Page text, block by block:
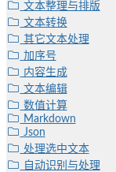
文本整理与排版
文本转换
其它文本处理
加序号
内容生成
文本编辑
数值计算
Markdown
Json
处理选中文本
自动识别与处理